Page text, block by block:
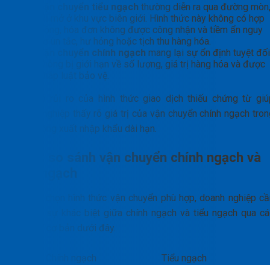
Vận chuyển tiểu ngạch thường diễn ra qua đường mòn,
lối mở ở khu vực biên giới. Hình thức này không có hợp
đồng, hóa đơn không được công nhận và tiềm ẩn nguy
cơ ùn tắc, hư hỏng hoặc tịch thu hàng hóa.
Vận chuyển chính ngạch mang lại sự ổn định tuyệt
không bị giới hạn về số lượng, giá trị hàng hóa và được
pháp luật bảo vệ.
Hiểu rõ rủi ro của hình thức giao dịch thiếu chứng từ
doanh nghiệp thấy rõ giá trị của vận chuyển chính ngạch
hoạt động xuất nhập khẩu dài hạn.
Bảng so sánh vận chuyển chính ngạch và
tiểu ngạch
Để lựa chọn hình thức vận chuyển phù hợp, doanh nghiệp
hiểu rõ sự khác biệt giữa chính ngạch và tiểu ngạch qua
tiêu chí cơ bản dưới đây.
Chính ngạch
Tiểu ngạch